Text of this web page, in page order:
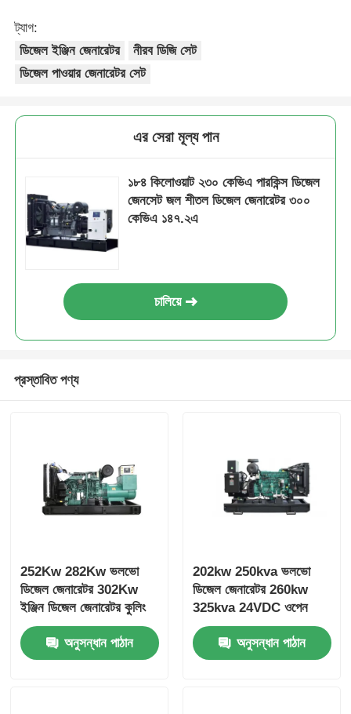
ট্যাগ:
ডিজেল ইঞ্জিন জেনারেটর
নীরব ডিজি সেট
ডিজেল পাওয়ার জেনারেটর সেট
এর সেরা মূল্য পান
১৮৪ কিলোওয়াট ২৩০ কেভিএ পারকিন্স ডিজেল
জেনসেট জল শীতল ডিজেল জেনারেটর ৩০০
কেভিএ ১৪৭.২এ
চালিয়ে
প্রস্তাবিত পণ্য
252Kw 282Kw ভলভো
ডিজেল জেনারেটর 302Kw
ইঞ্জিন ডিজেল জেনারেটর কুলিং
সিস্টেম
অনুসন্ধান পাঠান
202kw 250kva ভলভো
ডিজেল জেনারেটর 260kw
325kva 24VDC ওপেন
ডিজেল জেনারেটর সেট
অনুসন্ধান পাঠান